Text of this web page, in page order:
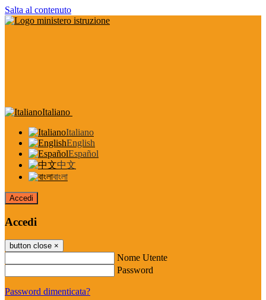
Salta al contenuto
Italiano
Italiano
English
Español
中文
বাংলা
Accedi
Accedi
button close ×
Nome Utente
Password
Password dimenticata?